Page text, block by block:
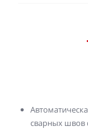
сварных швов